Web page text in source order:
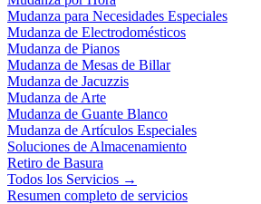
Mudanza para Necesidades Especiales
Mudanza de Electrodomésticos
Mudanza de Pianos
Mudanza de Mesas de Billar
Mudanza de Jacuzzis
Mudanza de Arte
Mudanza de Guante Blanco
Mudanza de Artículos Especiales
Soluciones de Almacenamiento
Retiro de Basura
Todos los Servicios →
Resumen completo de servicios